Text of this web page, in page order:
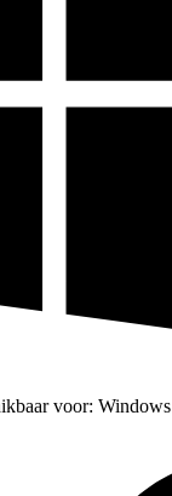
voor: Windows